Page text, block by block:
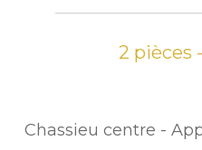
2 pièces
Chassieu centre -